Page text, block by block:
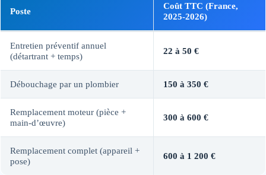
Poste
Coût TTC (France,
2025-2026)
Entretien préventif annuel
(détartrant + temps)
22 à 50 €
Débouchage par un plombier 150 à 350 €
Remplacement moteur (pièce +
main-d’œuvre)
300 à 600 €
Remplacement complet (appareil +
pose)
600 à 1 200 €